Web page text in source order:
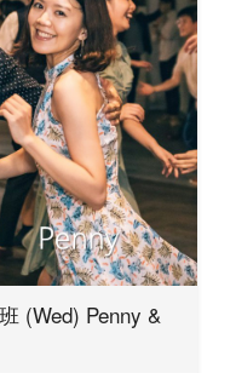
(Wed) Penny &